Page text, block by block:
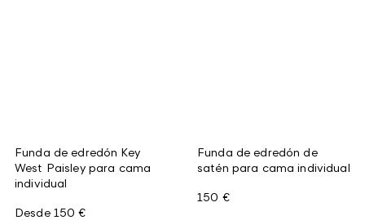
Funda de edredón Key
West Paisley para cama
individual
Desde 150 €
Funda de edredón de
satén para cama individual
150 €